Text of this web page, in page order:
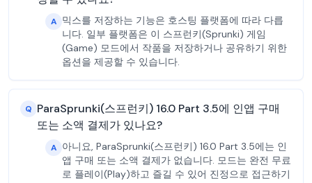
A 믹스를 저장하는 기능은 호스팅 플랫폼에 따라 다릅
니다. 일부 플랫폼은 이 스프런키(Sprunki) 게임
(Game) 모드에서 작품을 저장하거나 공유하기 위한
옵션을 제공할 수 있습니다.
Q ParaSprunki(스프런키) 16.0 Part 3.5에 인앱 구매
또는 소액 결제가 있나요?
A 아니요, ParaSprunki(스프런키) 16.0 Part 3.5에는 인
앱 구매 또는 소액 결제가 없습니다. 모드는 완전 무료
로 플레이(Play)하고 즐길 수 있어 진정으로 접근하기